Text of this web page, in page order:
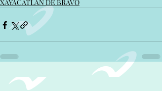
XAYACATLAN DE BRAVO